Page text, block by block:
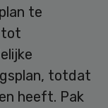
te
tot
totdat
heeft. Pak